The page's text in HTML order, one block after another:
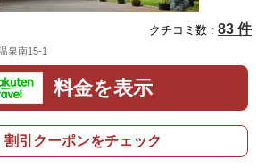
クチコミ数 : 83 件
泉南15-1
料金を表示
割引クーポンをチェック